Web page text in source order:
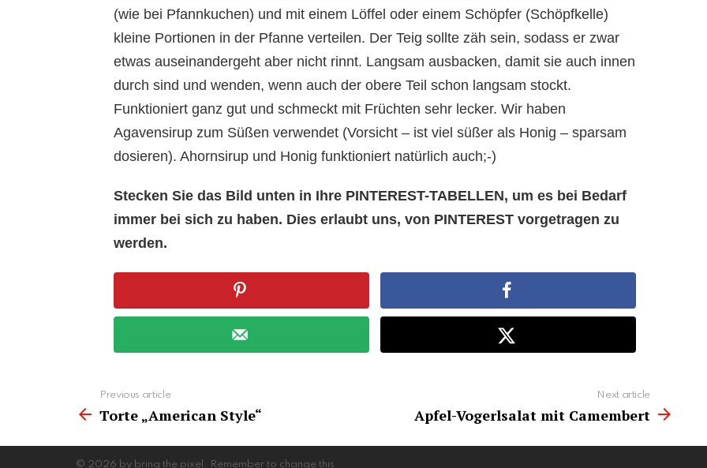
(wie bei Pfannkuchen) und mit einem Löffel oder einem Schöpfer (Schöpfkelle)
kleine Portionen in der Pfanne verteilen. Der Teig sollte zäh sein, sodass er zwar
etwas auseinandergeht aber nicht rinnt. Langsam ausbacken, damit sie auch innen
durch sind und wenden, wenn auch der obere Teil schon langsam stockt.
Funktioniert ganz gut und schmeckt mit Früchten sehr lecker. Wir haben
Agavensirup zum Süßen verwendet (Vorsicht – ist viel süßer als Honig – sparsam
dosieren). Ahornsirup und Honig funktioniert natürlich auch;-)
Stecken Sie das Bild unten in Ihre PINTEREST-TABELLEN, um es bei Bedarf
immer bei sich zu haben. Dies erlaubt uns, von PINTEREST vorgetragen zu
werden.
more
Previous article
Torte „American Style“
Next article
Apfel-Vogerlsalat mit Camembert
© 2026 by bring the pixel. Remember to change this